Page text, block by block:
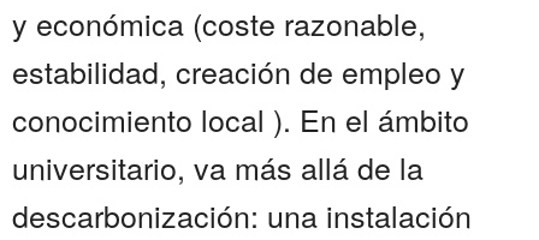
y económica (coste razonable,
estabilidad, creación de empleo y
conocimiento local ). En el ámbito
universitario, va más allá de la
descarbonización: una instalación